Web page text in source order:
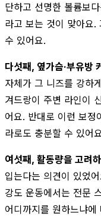
단하고 선명한 볼륨보
라고 보는 것이 맞아요.
수 있어요.
다섯째, 옆가슴·부유방
자체가 그 니즈를 강하
겨드랑이 주변 라인이
어요. 반대로 이런 보정
라로도 충분할 수 있어
여섯째, 활동량을 고려
입는다는 의견이 있었
강도 운동에서는 전문
어디까지를 원하느냐